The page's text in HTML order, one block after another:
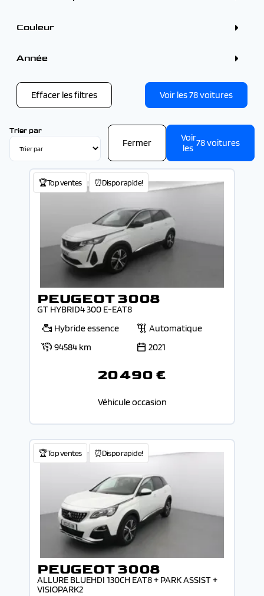
Automatique (68)
+7 places (16)
Couleur
Bleu (16)
Gris (14)
Noir (11)
Rouge (2)
Année
Effacer les filtres Voir les78voitures
Trier par
Fermer
Voir
les 78voitures
🏆Top ventes ⏰Dispo rapide!
PEUGEOT 3008
GT HYBRID4 300 E-EAT8
Hybride essence
Automatique
94584 km
2021
20 490 €
Véhicule occasion
🏆Top ventes ⏰Dispo rapide!
PEUGEOT 3008
ALLURE BLUEHDI 130CH EAT8 + PARK ASSIST +
VISIOPARK2